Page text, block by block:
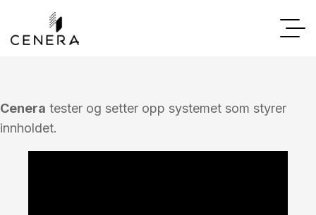
Cenera tester og setter opp systemet som styrer
innholdet.